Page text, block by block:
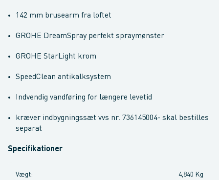
142 mm brusearm fra loftet
GROHE DreamSpray perfekt spraymønster
GROHE StarLight krom
SpeedClean antikalksystem
Indvendig vandføring for længere levetid
kræver indbygningssæt vvs nr. 736145004- skal bestilles
separat
Specifikationer
Vægt: 4,840 Kg